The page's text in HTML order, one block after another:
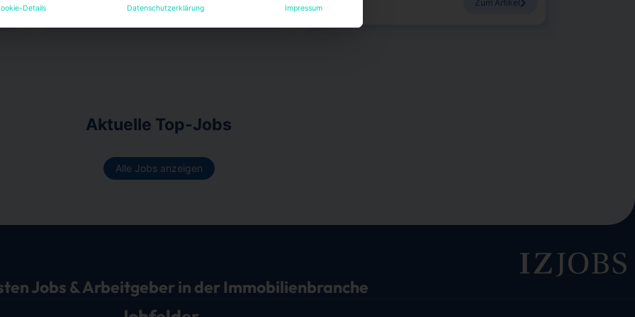
Zum Artikel
Aktuelle Top-Jobs
Alle Jobs anzeigen
Jobs & Arbeitgeber in der Immobilienbranche
Details Datenschutzerklärung Impressum